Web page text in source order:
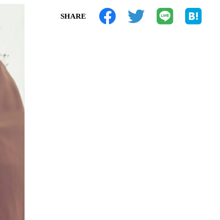
SHARE